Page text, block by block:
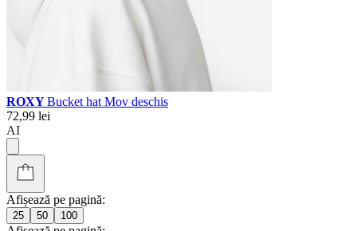
ROXYBucket hat Mov deschis
72,99 lei
AI
Afișează pe pagină:
25 50 100